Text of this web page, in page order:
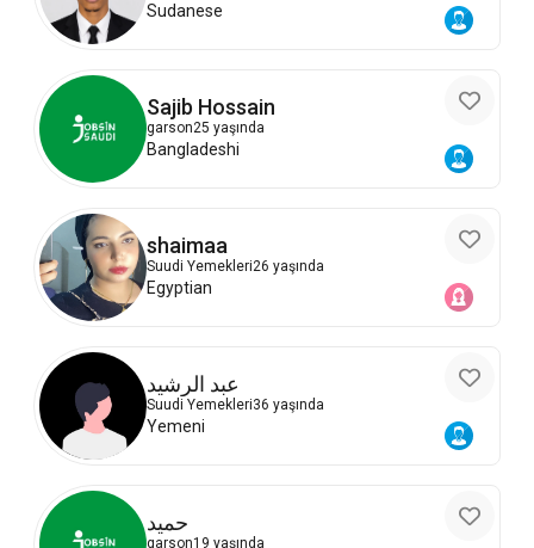
Sudanese
Sajib Hossain
garson25 yaşında
Bangladeshi
shaimaa
Suudi Yemekleri26 yaşında
Egyptian
عبد الرشيد
Suudi Yemekleri36 yaşında
Yemeni
حميد
garson19 yaşında